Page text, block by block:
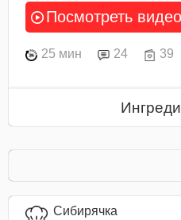
Посмотреть видео
25 мин 24 39
Сибирячка